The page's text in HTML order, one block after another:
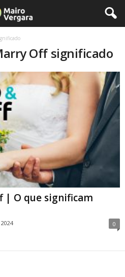
Off significado
| O que significam
0